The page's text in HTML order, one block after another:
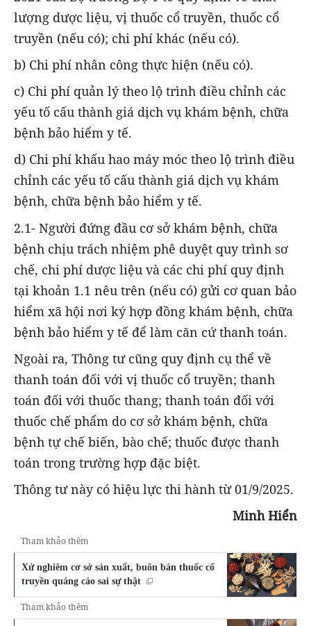
lượng dược liệu, vị thuốc cổ truyền, thuốc cổ
truyền (nếu có); chi phí khác (nếu có).
b) Chi phí nhân công thực hiện (nếu có).
c) Chi phí quản lý theo lộ trình điều chỉnh các
yếu tố cấu thành giá dịch vụ khám bệnh, chữa
bệnh bảo hiểm y tế.
d) Chi phí khấu hao máy móc theo lộ trình điều
chỉnh các yếu tố cấu thành giá dịch vụ khám
bệnh, chữa bệnh bảo hiểm y tế.
2.1- Người đứng đầu cơ sở khám bệnh, chữa
bệnh chịu trách nhiệm phê duyệt quy trình sơ
chế, chi phí dược liệu và các chi phí quy định
tại khoản 1.1 nêu trên (nếu có) gửi cơ quan bảo
hiểm xã hội nơi ký hợp đồng khám bệnh, chữa
bệnh bảo hiểm y tế để làm căn cứ thanh toán.
Ngoài ra, Thông tư cũng quy định cụ thể về
thanh toán đối với vị thuốc cổ truyền; thanh
toán đối với thuốc thang; thanh toán đối với
thuốc chế phẩm do cơ sở khám bệnh, chữa
bệnh tự chế biến, bào chế; thuốc được thanh
toán trong trường hợp đặc biệt.
Thông tư này có hiệu lực thi hành từ 01/9/2025.
Minh Hiển
Tham khảo thêm
Xử nghiêm cơ sở sản xuất, buôn bán thuốc cổ
truyền quảng cáo sai sự thật
Tham khảo thêm